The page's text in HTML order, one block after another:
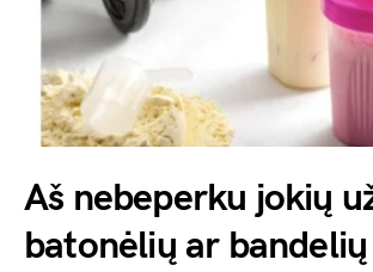
Aš nebeperku jokių
batonėlių ar bandelių